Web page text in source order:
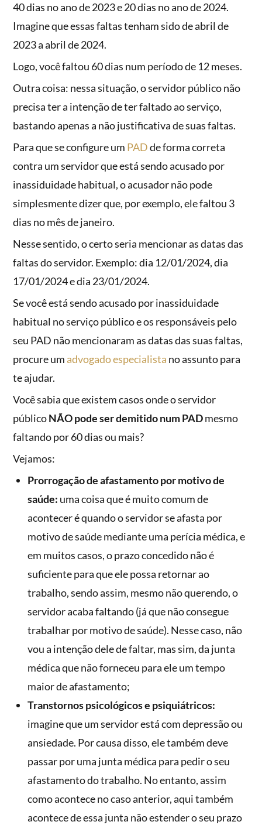
40 dias no ano de 2023 e 20 dias no ano de 2024.
Imagine que essas faltas tenham sido de abril de
2023 a abril de 2024.
Logo, você faltou 60 dias num período de 12 meses.
Outra coisa: nessa situação, o servidor público não
precisa ter a intenção de ter faltado ao serviço,
bastando apenas a não justificativa de suas faltas.
Para que se configure um PADde forma correta
contra um servidor que está sendo acusado por
inassiduidade habitual, o acusador não pode
simplesmente dizer que, por exemplo, ele faltou 3
dias no mês de janeiro.
Nesse sentido, o certo seria mencionar as datas das
faltas do servidor. Exemplo: dia 12/01/2024, dia
17/01/2024 e dia 23/01/2024.
Se você está sendo acusado por inassiduidade
habitual no serviço público e os responsáveis pelo
seu PAD não mencionaram as datas das suas faltas,
procure um advogado especialista no assunto para
te ajudar.
Você sabia que existem casos onde o servidor
públicoNÃO pode ser demitido num PADmesmo
faltando por 60 dias ou mais?
Vejamos:
Prorrogação de afastamento por motivo de
saúde: uma coisa que é muito comum de
acontecer é quando o servidor se afasta por
motivo de saúde mediante uma perícia médica, e
em muitos casos, o prazo concedido não é
suficiente para que ele possa retornar ao
trabalho, sendo assim, mesmo não querendo, o
servidor acaba faltando (já que não consegue
trabalhar por motivo de saúde). Nesse caso, não
vou a intenção dele de faltar, mas sim, da junta
médica que não forneceu para ele um tempo
maior de afastamento;
Transtornos psicológicos e psiquiátricos:
imagine que um servidor está com depressão ou
ansiedade. Por causa disso, ele também deve
passar por uma junta médica para pedir o seu
afastamento do trabalho. No entanto, assim
como acontece no caso anterior, aqui também
acontece de essa junta não estender o seu prazo